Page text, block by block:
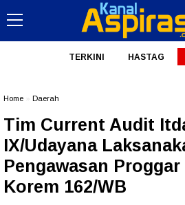
TERKINI HASTAG
Home Daerah
Tim Current Audit
IX/Udayana
Pengawasan Proggar
Korem 162/WB